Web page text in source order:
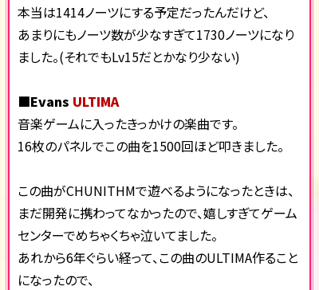
本当は1414ノーツにする予定だったんだけど、
あまりにもノーツ数が少なすぎて1730ノーツになり
ました。(それでもLv15だとかなり少ない)
■Evans ULTIMA
音楽ゲームに入ったきっかけの楽曲です。
16枚のパネルでこの曲を1500回ほど叩きました。
この曲がCHUNITHMで遊べるようになったときは、
まだ開発に携わってなかったので、嬉しすぎてゲーム
センターでめちゃくちゃ泣いてました。
あれから6年ぐらい経って、この曲のULTIMA作ること
になったので、